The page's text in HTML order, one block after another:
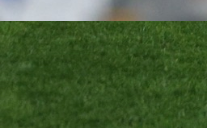
REPREZENTATIVAC BiH
Esmir Bajraktarević došao
s nadom da će napraviti
u MLS-u.